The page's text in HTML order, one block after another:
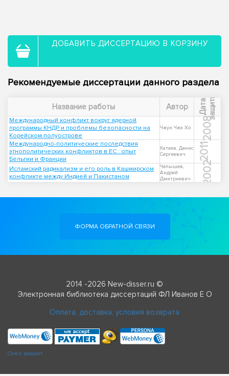
ДОБАВИТЬ ДИССЕРТАЦИЮ В КОРЗИНУ
Рекомендуемые диссертации данного раздела
Название работы Автор Д
а
т
а
з
а
щ
и
т ы
Международный конфликт вокруг ядерной
программы КНДР и проблемы безопасности на
Корейском полуострове
Чжун Чжэ Хо 2008
Международно-политические последствия
этнополитических конфликтов в ЕС : опыт
Бельгии и Франции
Катаев, Денис
Сергеевич
2011
Исламский радикализм и его роль в Кашмирском
конфликте между Индией и Пакистаном
Челышев,
Андрей
Дмитриевич
2002
ФОРМА ОБРАТНОЙ СВЯЗИ
2014 -2026 New-disser.ru ©
Электронная библиотека диссертаций ФЛ Иванов Е О
Оплата, доставка, условия возврата
Check passport